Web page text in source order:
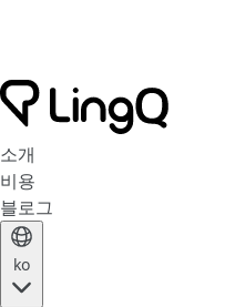
소개
비용
블로그
ko